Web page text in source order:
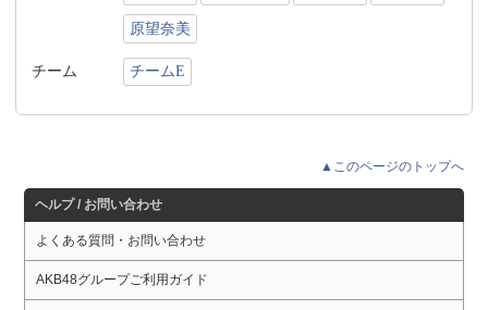
原望奈美
チーム チームE
▲このページのトップへ
ヘルプ / お問い合わせ
よくある質問・お問い合わせ
AKB48グループご利用ガイド